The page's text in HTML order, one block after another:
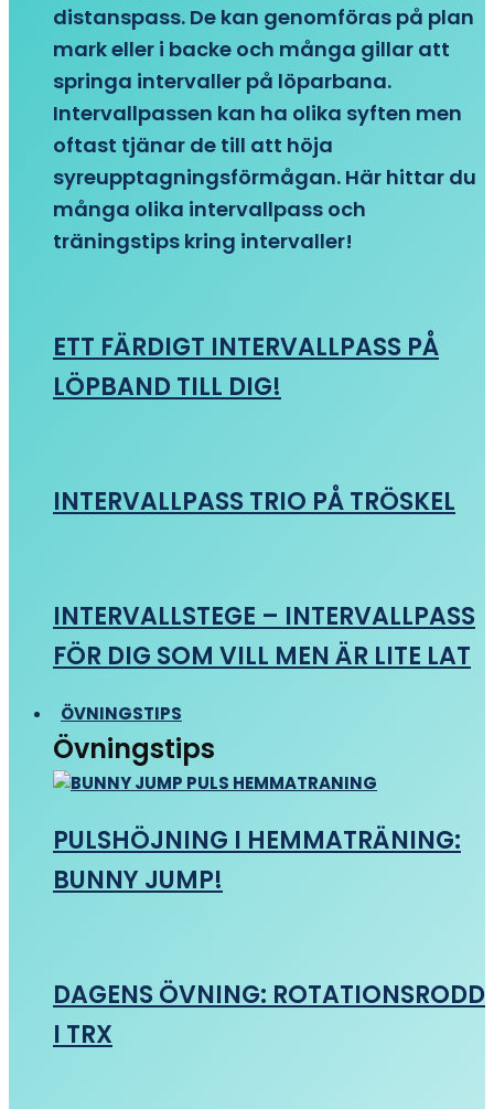
distanspass. De kan genomföras på plan
mark eller i backe och många gillar att
springa intervaller på löparbana.
Intervallpassen kan ha olika syften men
oftast tjänar de till att höja
syreupptagningsförmågan. Här hittar du
många olika intervallpass och
träningstips kring intervaller!
ETT FÄRDIGT INTERVALLPASS PÅ
LÖPBAND TILL DIG!
INTERVALLPASS TRIO PÅ TRÖSKEL
INTERVALLSTEGE – INTERVALLPASS
FÖR DIG SOM VILL MEN ÄR LITE LAT
ÖVNINGSTIPS
Övningstips
PULSHÖJNING I HEMMATRÄNING:
BUNNY JUMP!
DAGENS ÖVNING: ROTATIONSRODD
I TRX